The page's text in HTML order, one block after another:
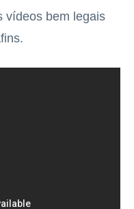
vídeos bem legais